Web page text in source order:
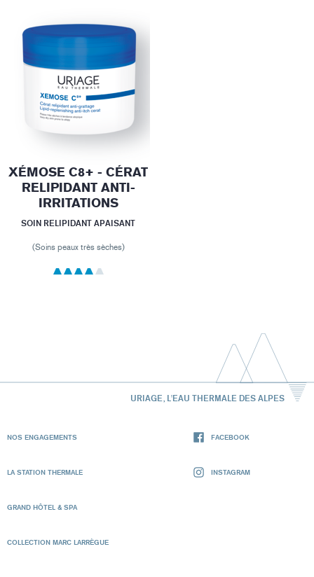
XÉMOSE C8+ - CÉRAT
RELIPIDANT ANTI-
IRRITATIONS
SOIN RELIPIDANT APAISANT
(Soins peaux très sèches)
URIAGE, L'EAU THERMALE DES ALPES
NOS ENGAGEMENTS
LA STATION THERMALE
GRAND HÔTEL & SPA
COLLECTION MARC LARRÈGUE
FACEBOOK
INSTAGRAM